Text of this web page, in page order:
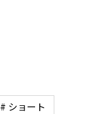
# ショート